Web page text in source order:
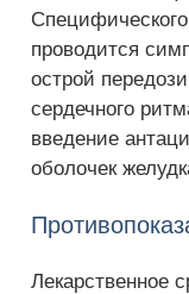
проводится
острой
сердечного
введение
оболочек
Лекарственное